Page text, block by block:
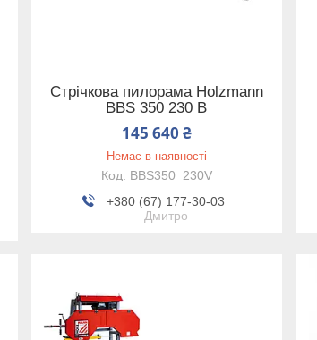
Стрічкова пилорама Holzmann
BBS 350 230 В
145 640 ₴
Немає в наявності
BBS350_230V
+380 (67) 177-30-03
Дмитро